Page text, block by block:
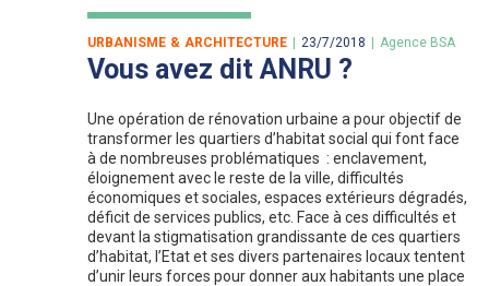
URBANISME & ARCHITECTURE 23/7/2018 Agence BSA
Vous avez dit ANRU ?
Une opération de rénovation urbaine a pour objectif de
transformer les quartiers d’habitat social qui font face
à de nombreuses problématiques : enclavement,
éloignement avec le reste de la ville, difficultés
économiques et sociales, espaces extérieurs dégradés,
déficit de services publics, etc. Face à ces difficultés et
devant la stigmatisation grandissante de ces quartiers
d’habitat, l’Etat et ses divers partenaires locaux tentent
d’unir leurs forces pour donner aux habitants une place